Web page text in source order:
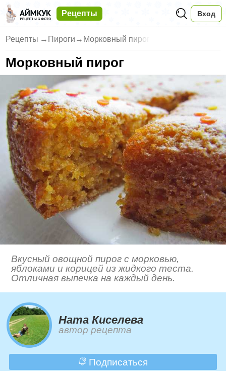
Рецепты Вход
Рецепты → Пироги → Морковный пирог
Морковный пирог
Вкусный овощной пирог с морковью,
яблоками и корицей из жидкого теста.
Отличная выпечка на каждый день.
Ната Киселева
автор рецепта
Подписаться